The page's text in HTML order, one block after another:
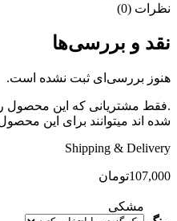
نظرات (0)
نقد و بررسی‌ها
هنوز بررسی‌ای ثبت نشده است.
.فقط مشتریانی که این محصول
شده اند میتوانند برای این
Shipping & Delivery
107,000تومان
مشکی